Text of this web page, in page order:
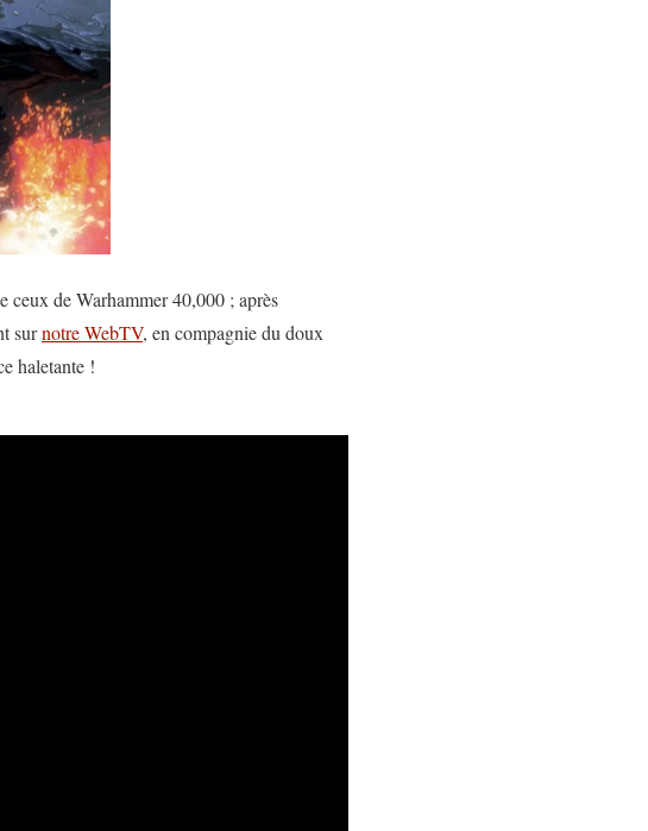
ceux de Warhammer 40,000 ; après
surnotre WebTV, en compagnie du doux
haletante !